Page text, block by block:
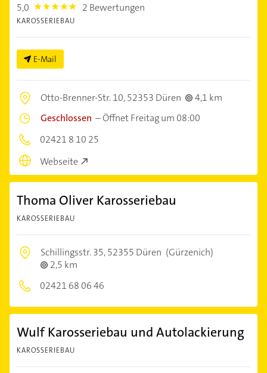
5,0 5.0 2 Bewertungen
KAROSSERIEBAU
E-Mail
Otto-Brenner-Str. 10,52353 Düren
4,1 km
Geschlossen –Öffnet Freitag um 08:00
02421 8 10 25
Webseite
Thoma Oliver Karosseriebau
KAROSSERIEBAU
Schillingsstr. 35,52355 Düren (Gürzenich)
2,5 km
02421 68 06 46
Wulf Karosseriebau und Autolackierung
KAROSSERIEBAU